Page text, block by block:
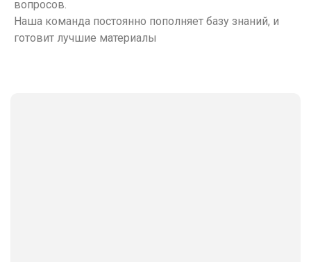
вопросов.
Наша команда постоянно пополняет базу знаний, и
готовит лучшие материалы